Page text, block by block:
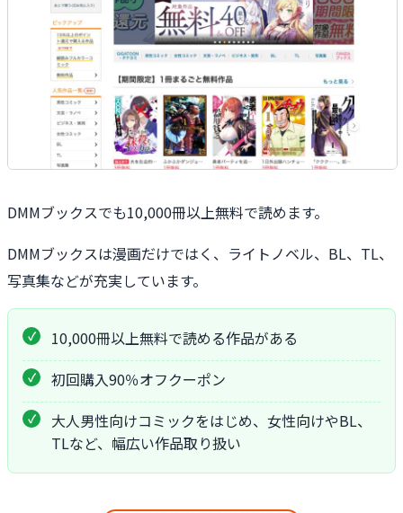
DMMブックスでも10,000冊以上無料で読めます。
DMMブックスは漫画だけではく、ライトノベル、BL、TL、
写真集などが充実しています。
10,000冊以上無料で読める作品がある
初回購入90％オフクーポン
大人男性向けコミックをはじめ、女性向けやBL、
TLなど、幅広い作品取り扱い